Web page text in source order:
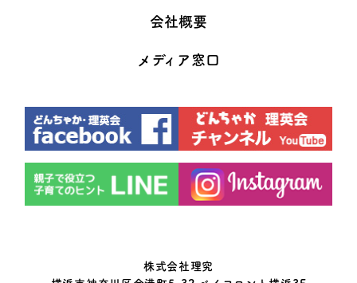
会社概要
メディア窓口
株式会社理究